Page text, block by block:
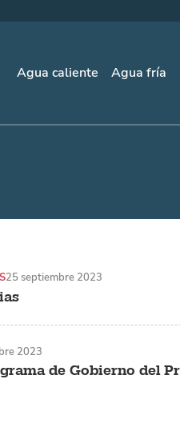
Agua caliente Agua fría
25 septiembre 2023
de Gobierno del
2023